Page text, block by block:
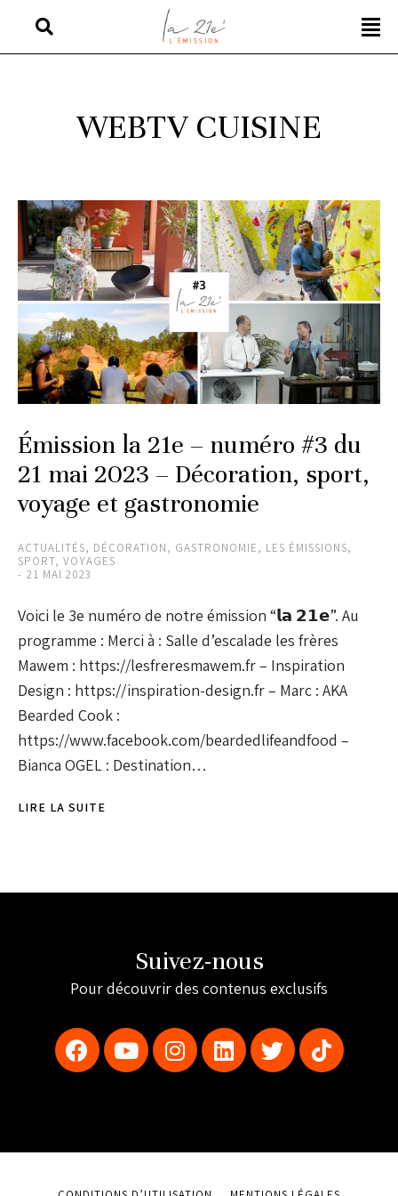
WEBTV CUISINE
Émission la 21e – numéro #3 du
21 mai 2023 – Décoration, sport,
voyage et gastronomie
ACTUALITÉS, DÉCORATION, GASTRONOMIE, LES ÉMISSIONS,
SPORT, VOYAGES
21 MAI 2023
Voici le 3e numéro de notre émission “𝗹𝗮 𝟮𝟭𝗲”. Au
programme : Merci à : Salle d’escalade les frères
Mawem : https://lesfreresmawem.fr – Inspiration
Design : https://inspiration-design.fr – Marc : AKA
Bearded Cook :
https://www.facebook.com/beardedlifeandfood –
Bianca OGEL : Destination…
LIRE LA SUITE
Suivez-nous
Pour découvrir des contenus exclusifs